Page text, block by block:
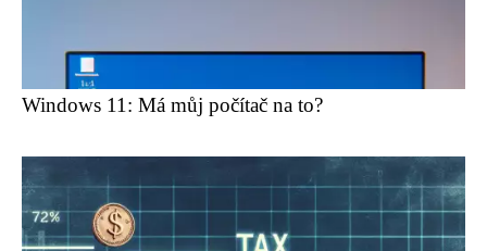
Windows 11: Má můj počítač na to?